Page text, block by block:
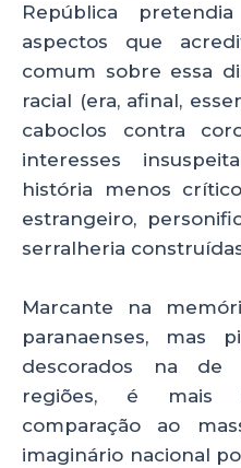
República
aspectos que
comum sobre essa
racial (era, afinal,
caboclos contra
interesses
história menos
estrangeiro,
serralheria
Marcante na
paranaenses, mas
descorados na de
regiões, é mais
comparação ao
imaginário nacional